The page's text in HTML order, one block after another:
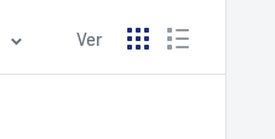
Ver